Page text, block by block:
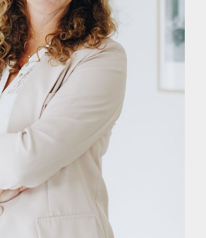
zorg samengesteld, onder andere
aan de hand van de door
verhuurder) aan makelaar verstrekte
Desondanks kunnen aan deze
worden ontleend en aanvaardt de
(verkoper/verhuurder) geen
voor enige onvolledigheid,
-dan wel de gevolgen daarvan- van
verstrekte informatie of elke andere
of huurder (of andere
informatie m.b.t. het te koop (of